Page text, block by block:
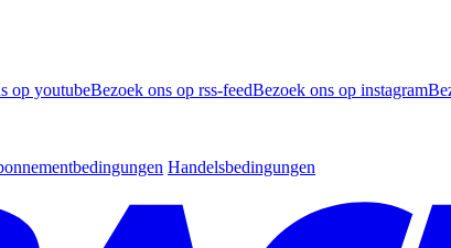
op youtubeBezoek ons op rss-feedBezoek ons op instagram
Handelsbedingungen